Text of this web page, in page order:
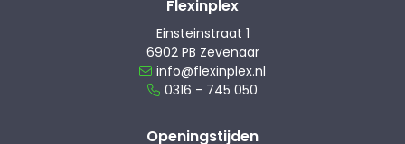
Flexinplex
Einsteinstraat 1
6902 PB Zevenaar
info@flexinplex.nl
0316 - 745 050
Openingstijden